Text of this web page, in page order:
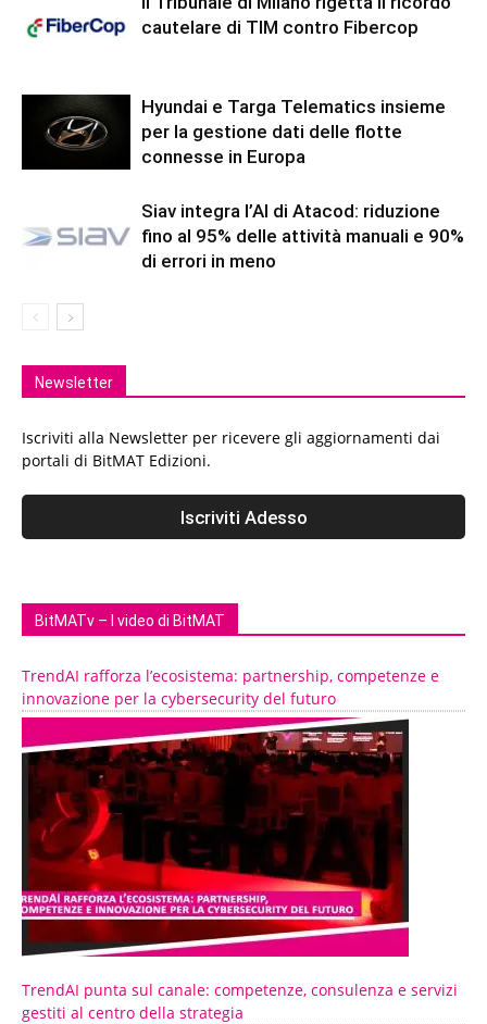
cautelare di TIM contro Fibercop
Hyundai e Targa Telematics insieme
per la gestione dati delle flotte
connesse in Europa
Siav integra l’AI di Atacod: riduzione
fino al 95% delle attività manuali e 90%
di errori in meno
Newsletter
Iscriviti alla Newsletter per ricevere gli aggiornamenti dai
portali di BitMAT Edizioni.
BitMATv – I video di BitMAT
TrendAI rafforza l’ecosistema: partnership, competenze e
innovazione per la cybersecurity del futuro
TrendAI punta sul canale: competenze, consulenza e servizi
gestiti al centro della strategia